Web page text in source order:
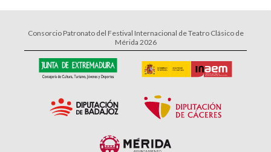
Consorcio Patronato del Festival Internacional de Teatro Clásico de
Mérida 2026